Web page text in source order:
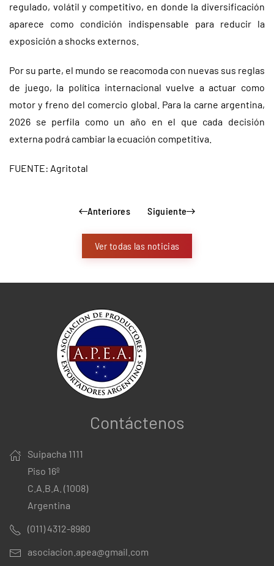
regulado, volátil y competitivo, en donde la diversificación
aparece como condición indispensable para reducir la
exposición a shocks externos.
Por su parte, el mundo se reacomoda con nuevas sus reglas
de juego, la política internacional vuelve a actuar como
motor y freno del comercio global. Para la carne argentina,
2026 se perfila como un año en el que cada decisión
externa podrá cambiar la ecuación competitiva.
FUENTE: Agritotal
Anteriores Siguiente
Ver todas las noticias
Contáctenos
Suipacha 1111
Piso 16º
C.A.B.A. (1008)
Argentina
(011) 4312-8980
asociacion.apea@gmail.com